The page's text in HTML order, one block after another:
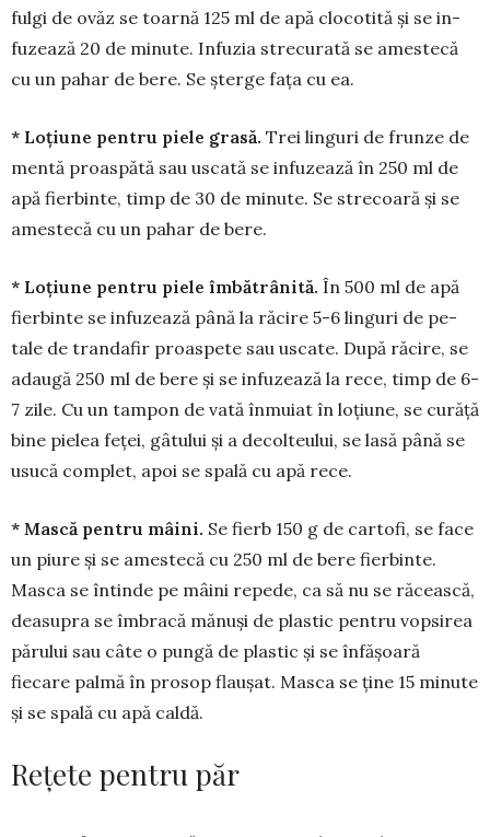
fulgi de ovăz se toarnă 125 ml de apă clocotită şi se in­
fuzează 20 de minute. Infu­zia stre­curată se a­mes­tecă
cu un pahar de bere. Se șterge fața cu ea.
* Loţiune pentru piele gra­să. Trei lin­guri de frunze de
mentă proas­­pătă sau uscată se infuzează în 250 ml de
apă fier­binte, timp de 30 de minute. Se stre­coară şi se
ames­tecă cu un pahar de bere.
* Loţiune pentru piele îmbătrâ­ni­tă. În 500 ml de apă
fierbinte se infu­zea­ză până la răcire 5-6 linguri de pe­
tale de trandafir proaspete sau uscate. După răcire, se
adaugă 250 ml de bere şi se infuzează la rece, timp de 6-
7 zile. Cu un tampon de vată înmuiat în loţiu­ne, se curăţă
bine pielea feţei, gâtului şi a de­colteului, se lasă până se
usucă com­plet, apoi se spală cu apă rece.
* Mască pentru mâini. Se fierb 150 g de cartofi, se face
un piure şi se ames­tecă cu 250 ml de bere fierbinte.
Masca se întinde pe mâini repede, ca să nu se răcească,
deasupra se îmbra­că mănuşi de plastic pentru vopsirea
părului sau câte o pungă de plastic şi se înfăşoară
fiecare palmă în prosop flaușat. Masca se ţine 15 minute
şi se spală cu apă cal­dă.
Rețete pentru păr